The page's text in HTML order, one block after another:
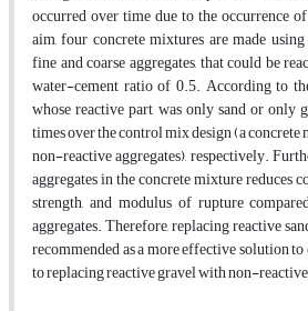
occurred over time due to the occurrence
aim, four concrete mixtures are made
fine and coarse aggregates, that could be
water-cement ratio of 0.5. According to
whose reactive part was only sand or only
times over the control mix design (a
non-reactive aggregates), respectively.
aggregates in the concrete mixture reduces
strength, and modulus of rupture
aggregates. Therefore, replacing reactive
recommended as a more effective solution
to replacing reactive gravel with non-